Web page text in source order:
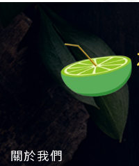
關於我們